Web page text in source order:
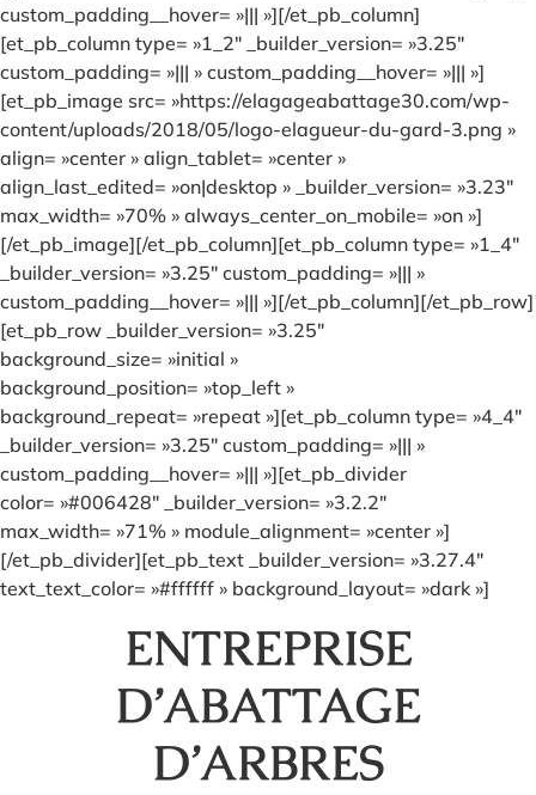
custom_padding__hover= »||| »][/et_pb_column]
[et_pb_column type= »1_2″ _builder_version= »3.25″
custom_padding= »||| » custom_padding__hover= »||| »]
[et_pb_image src= »https://elagageabattage30.com/wp-
content/uploads/2018/05/logo-elagueur-du-gard-3.png »
align= »center » align_tablet= »center »
align_last_edited= »on|desktop » _builder_version= »3.23″
max_width= »70% » always_center_on_mobile= »on »]
[/et_pb_image][/et_pb_column][et_pb_column type= »1_4″
_builder_version= »3.25″ custom_padding= »||| »
custom_padding__hover= »||| »][/et_pb_column][/et_pb_row]
[et_pb_row _builder_version= »3.25″
background_size= »initial »
background_position= »top_left »
background_repeat= »repeat »][et_pb_column type= »4_4″
_builder_version= »3.25″ custom_padding= »||| »
custom_padding__hover= »||| »][et_pb_divider
color= »#006428″ _builder_version= »3.2.2″
max_width= »71% » module_alignment= »center »]
[/et_pb_divider][et_pb_text _builder_version= »3.27.4″
text_text_color= »#ffffff » background_layout= »dark »]
ENTREPRISE
D’ABATTAGE
D’ARBRES